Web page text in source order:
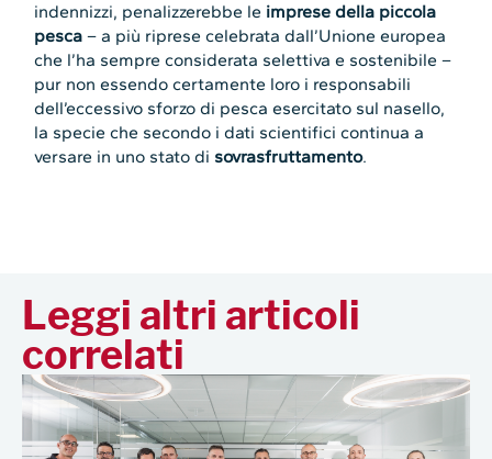
indennizzi, penalizzerebbe le imprese della piccola
pesca – a più riprese celebrata dall’Unione europea
che l’ha sempre considerata selettiva e sostenibile –
pur non essendo certamente loro i responsabili
dell’eccessivo sforzo di pesca esercitato sul nasello,
la specie che secondo i dati scientifici continua a
versare in uno stato di sovrasfruttamento.
Leggi altri articoli
correlati